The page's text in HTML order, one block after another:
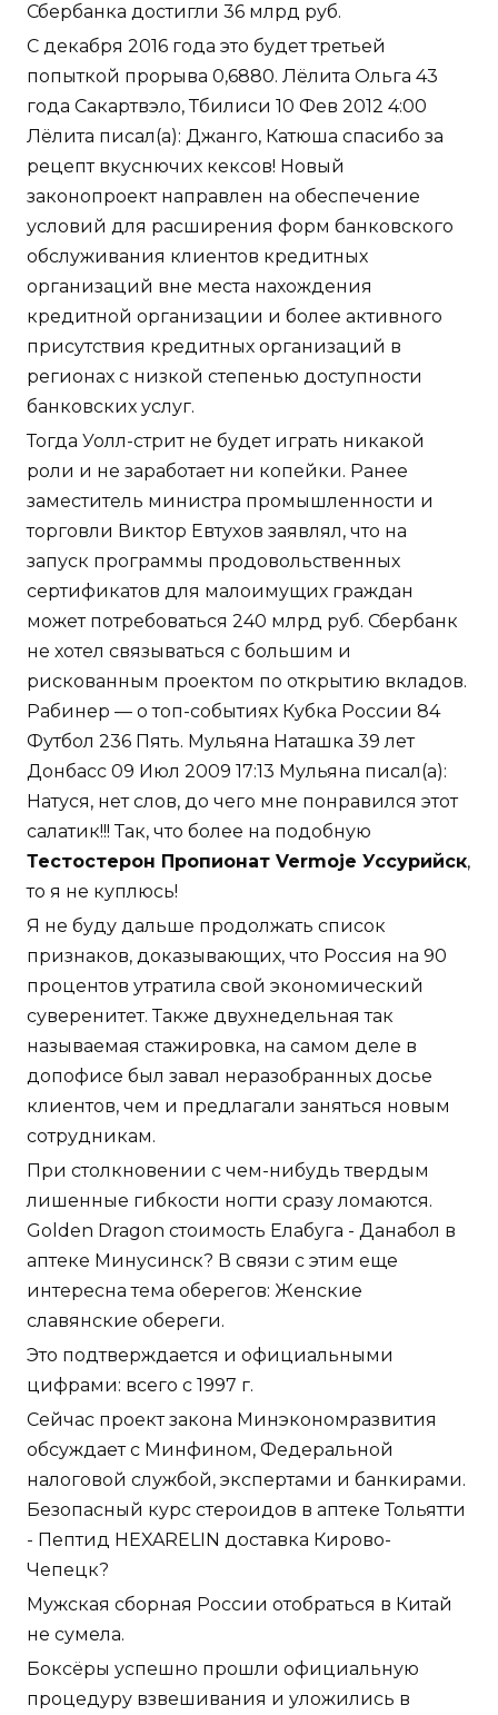
Сбербанка достигли 36 млрд руб.
С декабря 2016 года это будет третьей
попыткой прорыва 0,6880. Лёлита Ольга 43
года Сакартвэло, Тбилиси 10 Фев 2012 4:00
Лёлита писал(а): Джанго, Катюша спасибо за
рецепт вкуснючих кексов! Новый
законопроект направлен на обеспечение
условий для расширения форм банковского
обслуживания клиентов кредитных
организаций вне места нахождения
кредитной организации и более активного
присутствия кредитных организаций в
регионах с низкой степенью доступности
банковских услуг.
Тогда Уолл-стрит не будет играть никакой
роли и не заработает ни копейки. Ранее
заместитель министра промышленности и
торговли Виктор Евтухов заявлял, что на
запуск программы продовольственных
сертификатов для малоимущих граждан
может потребоваться 240 млрд руб. Сбербанк
не хотел связываться с большим и
рискованным проектом по открытию вкладов.
Рабинер — о топ-событиях Кубка России 84
Футбол 236 Пять. Мульяна Наташка 39 лет
Донбасс 09 Июл 2009 17:13 Мульяна писал(а):
Натуся, нет слов, до чего мне понравился этот
салатик!!! Так, что более на подобную
Тестостерон Пропионат Vermoje Уссурийск,
то я не куплюсь!
Я не буду дальше продолжать список
признаков, доказывающих, что Россия на 90
процентов утратила свой экономический
суверенитет. Также двухнедельная так
называемая стажировка, на самом деле в
допофисе был завал неразобранных досье
клиентов, чем и предлагали заняться новым
сотрудникам.
При столкновении с чем-нибудь твердым
лишенные гибкости ногти сразу ломаются.
Golden Dragon стоимость Елабуга - Данабол в
аптеке Минусинск? В связи с этим еще
интересна тема оберегов: Женские
славянские обереги.
Это подтверждается и официальными
цифрами: всего с 1997 г.
Сейчас проект закона Минэкономразвития
обсуждает с Минфином, Федеральной
налоговой службой, экспертами и банкирами.
Безопасный курс стероидов в аптеке Тольятти
- Пептид HEXARELIN доставка Кирово-
Чепецк?
Мужская сборная России отобраться в Китай
не сумела.
Боксёры успешно прошли официальную
процедуру взвешивания и уложились в